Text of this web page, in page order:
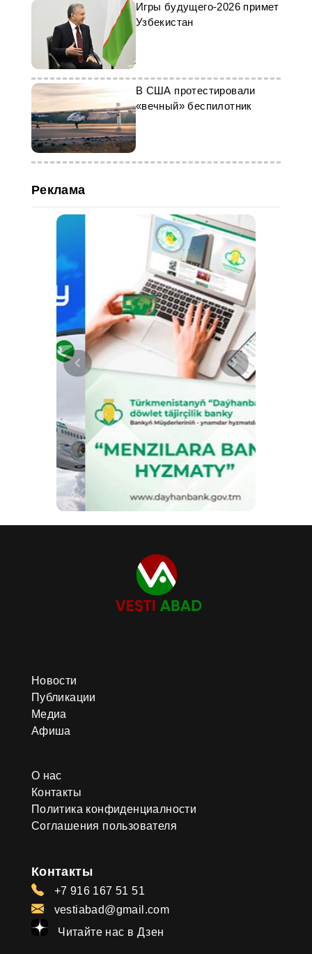
Игры будущего-2026 примет
Узбекистан
В США протестировали
«вечный» беспилотник
Реклама
Новости
Публикации
Медиа
Афиша
О нас
Контакты
Политика конфиденциалности
Соглашения пользователя
Контакты
+7 916 167 51 51
vestiabad@gmail.com
Читайте нас в Дзен